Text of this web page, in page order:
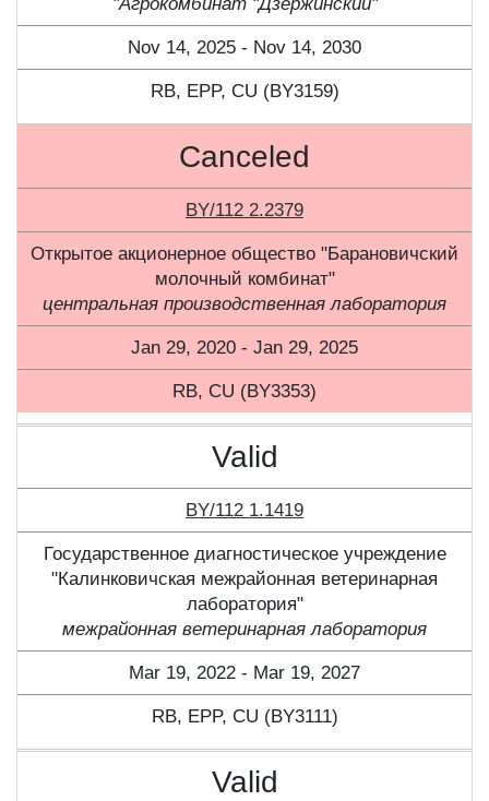
Nov 14, 2025 - Nov 14, 2030
RB, ЕPP, CU (BY3159)
Canceled
BY/112 2.2379
Открытое акционерное общество "Барановичский
молочный комбинат"
центральная производственная лаборатория
Jan 29, 2020 - Jan 29, 2025
RB, CU (BY3353)
Valid
BY/112 1.1419
Государственное диагностическое учреждение
"Калинковичская межрайонная ветеринарная
лаборатория"
межрайонная ветеринарная лаборатория
Mar 19, 2022 - Mar 19, 2027
RB, ЕPP, CU (BY3111)
Valid